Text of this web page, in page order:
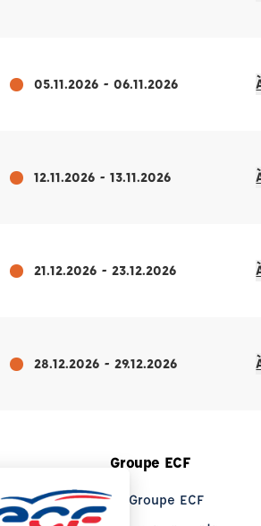
05.11.2026 - 06.11.2026
12.11.2026 - 13.11.2026
21.12.2026 - 23.12.2026
28.12.2026 - 29.12.2026
Groupe ECF
Le Groupe ECF